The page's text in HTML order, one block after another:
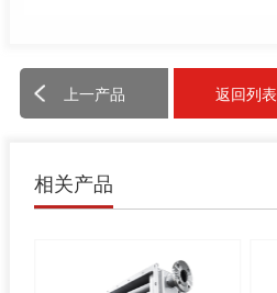
上一产品 返回列表
相关产品